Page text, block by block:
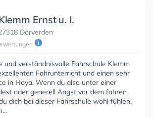
Ernst u. I.
Dörverden
und verständnisvolle Fahrschule Klemm
Fahrunterricht und einen sehr
in Hoya. Wenn du also unter einer
oder generell Angst vor dem fahren
dich bei dieser Fahrschule wohl fühlen.